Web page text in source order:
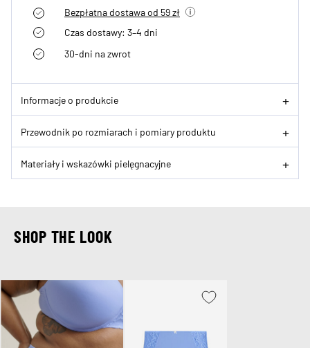
Bezpłatna dostawa od 59 zł
Czas dostawy: 3–4 dni
30-dni na zwrot
Informacje o produkcie
Przewodnik po rozmiarach i pomiary produktu
Materiały i wskazówki pielęgnacyjne
SHOP THE LOOK